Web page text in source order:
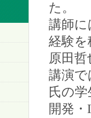
た。
講師
経験
原田
講演
氏の
開発